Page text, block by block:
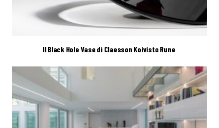
Il Black Hole Vase di Claesson Koivisto Rune